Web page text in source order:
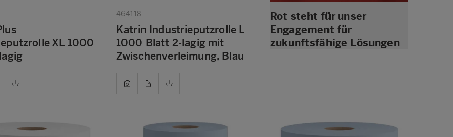
XL 1000
464118
Katrin Industrieputzrolle L
1000 Blatt 2-lagig mit
Zwischenverleimung, Blau
Rot steht für unser
Engagement für
zukunftsfähige Lösungen